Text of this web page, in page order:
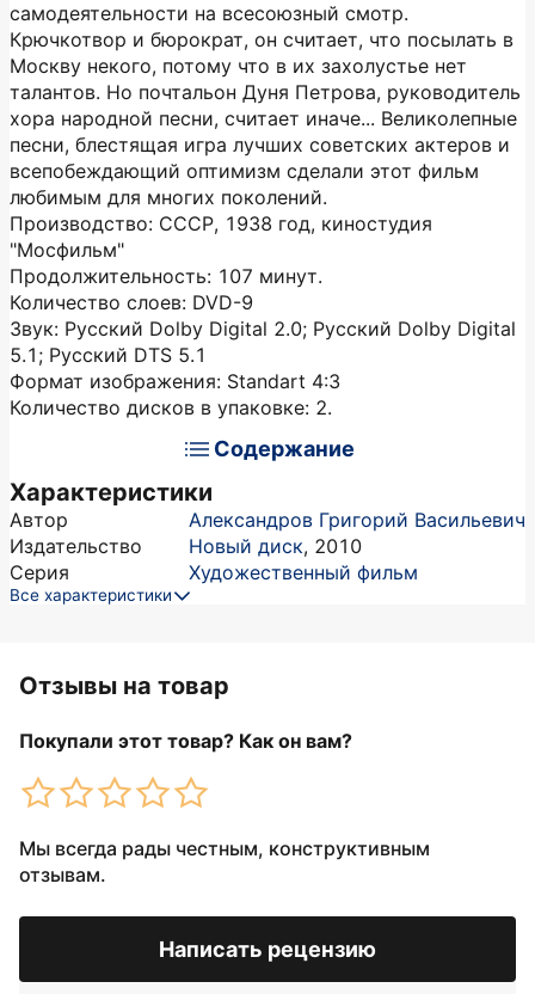
самодеятельности на всесоюзный смотр.
Крючкотвор и бюрократ, он считает, что посылать в
Москву некого, потому что в их захолустье нет
талантов. Но почтальон Дуня Петрова, руководитель
хора народной песни, считает иначе... Великолепные
песни, блестящая игра лучших советских актеров и
всепобеждающий оптимизм сделали этот фильм
любимым для многих поколений.
Производство: СССР, 1938 год, киностудия
"Мосфильм"
Продолжительность: 107 минут.
Количество слоев: DVD-9
Звук: Русский Dolby Digital 2.0; Русский Dolby Digital
5.1; Русский DTS 5.1
Формат изображения: Standart 4:3
Количество дисков в упаковке: 2.
Содержание
Характеристики
Автор
Александров Григорий Васильевич
Издательство
Новый диск, 2010
Серия
Художественный фильм
Все характеристики
Отзывы на товар
Покупали этот товар? Как он вам?
Мы всегда рады честным, конструктивным
отзывам.
Написать рецензию